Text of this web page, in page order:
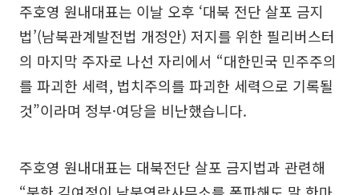
주호영 원내대표는 이날 오후 ‘대북 전단 살포 금지
법’(남북관계발전법 개정안) 저지를 위한 필리버스터
의 마지막 주자로 나선 자리에서 “대한민국 민주주의
를 파괴한 세력, 법치주의를 파괴한 세력으로 기록될
것”이라며 정부·여당을 비난했습니다.
주호영 원내대표는 대북전단 살포 금지법과 관련해